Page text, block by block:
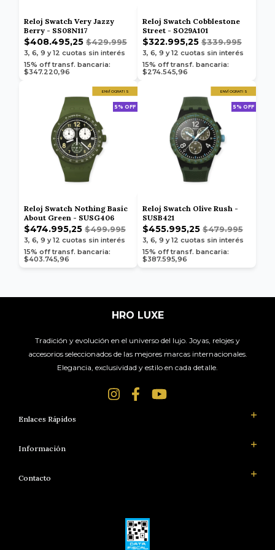
Reloj Swatch Very Jazzy
Berry - SS08N117
$408.495,25 $429.995
3, 6, 9 y 12 cuotas sin interés
15% off transf. bancaria:
$347.220,96
Reloj Swatch Cobblestone
Street - SO29A101
$322.995,25 $339.995
3, 6, 9 y 12 cuotas sin interés
15% off transf. bancaria:
$274.545,96
ENVÍO GRATIS
5% OFF
Reloj Swatch Nothing Basic
About Green - SUSG406
$474.995,25 $499.995
3, 6, 9 y 12 cuotas sin interés
15% off transf. bancaria:
$403.745,96
ENVÍO GRATIS
5% OFF
Reloj Swatch Olive Rush -
SUSB421
$455.995,25 $479.995
3, 6, 9 y 12 cuotas sin interés
15% off transf. bancaria:
$387.595,96
HRO LUXE
Tradición y evolución en el universo del lujo. Joyas, relojes y
accesorios seleccionados de las mejores marcas internacionales.
Elegancia, exclusividad y estilo en cada detalle.
Enlaces Rápidos
Información
Contacto